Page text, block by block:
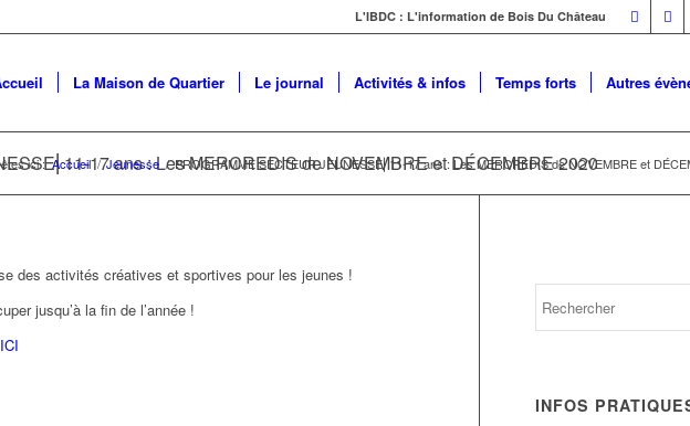
L'IBDC : L'information de Bois Du Château
La Maison de Quartier Le journal Activités & infos Temps forts Autres
17 ans : Les MERCREDIS de NOVEMBRE et DÉCEMBRE 2020
ici : Accueil / Jeunesse / PROGRAMME SECTEUR JEUNESSE⎜11-17 ans : Les MERCREDIS de NOVEMBRE et
des activités créatives et sportives pour les jeunes !
jusqu’à la fin de l’année !
ICI
INFOS